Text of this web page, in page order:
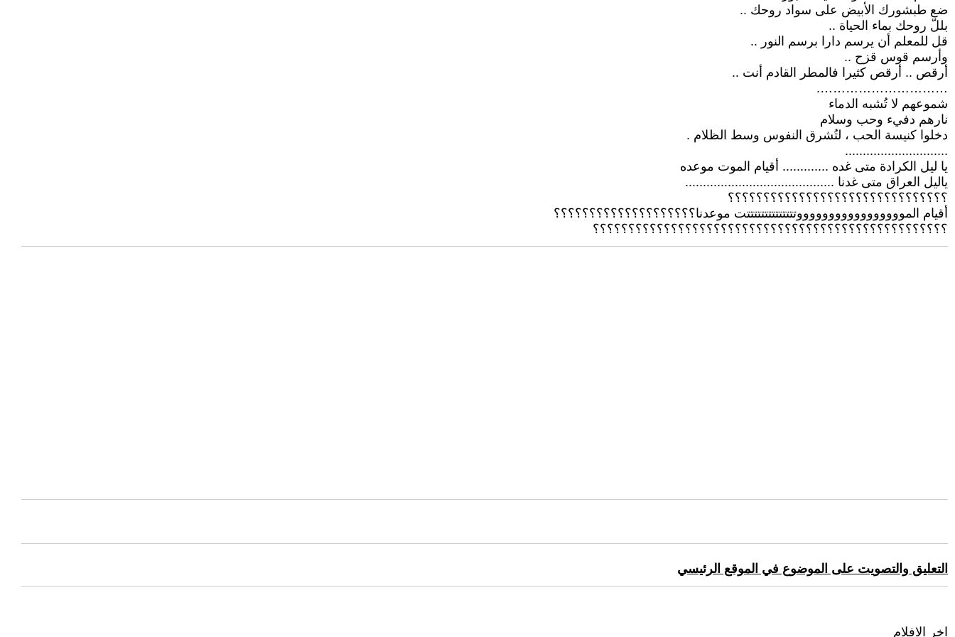
ضع طبشورك الأبيض على سواد روحك ..
بللّ روحك بماء الحياة ..
قل للمعلم أن يرسم دارا برسم النور ..
وأرسم قوس قزح ..
أرقص .. أرقص كثيرا فالمطر القادم أنت ..
………………………….
شموعهم لا تُشبه الدماء
نارهم دفيء وحب وسلام
دخلوا كنيسة الحب ، لتُشرق النفوس وسط الظلام .
.............................
يا ليل الكرادة متى غده ............. أقيام الموت موعده
ياليل العراق متى غدنا ..........................................
؟؟؟؟؟؟؟؟؟؟؟؟؟؟؟؟؟؟؟؟؟؟؟؟؟؟؟؟؟؟؟
أقيام الموووووووووووووووووتتتتتتتتتتتتتتت موعدنا؟؟؟؟؟؟؟؟؟؟؟؟؟؟؟؟؟؟؟؟
؟؟؟؟؟؟؟؟؟؟؟؟؟؟؟؟؟؟؟؟؟؟؟؟؟؟؟؟؟؟؟؟؟؟؟؟؟؟؟؟؟؟؟؟؟؟؟؟؟؟
التعليق والتصويت على الموضوع في الموقع الرئيسي
اخر الافلام